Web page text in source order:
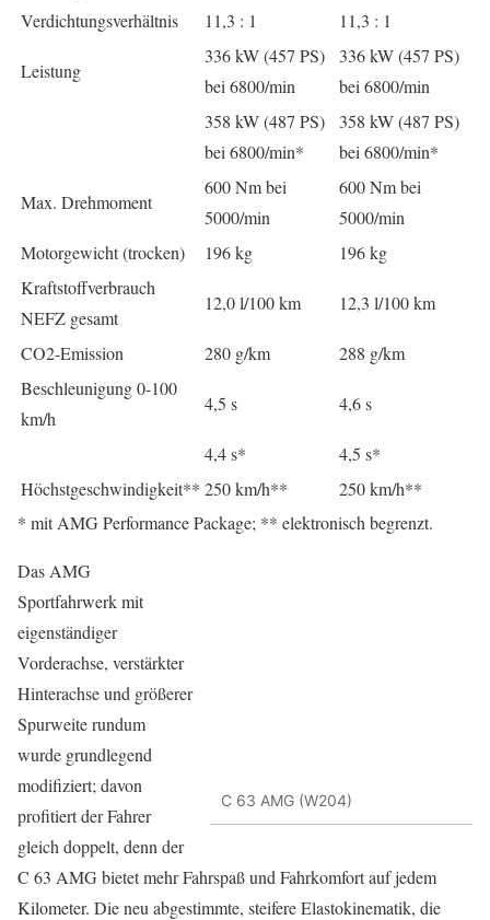
Verdichtungsverhältnis
11,3 : 1 11,3 : 1
Leistung
336 kW (457 PS)
bei 6800/min
336 kW (457 PS)
bei 6800/min
358 kW (487 PS)
bei 6800/min*
358 kW (487 PS)
bei 6800/min*
Max. Drehmoment
600 Nm bei
5000/min
600 Nm bei
5000/min
Motorgewicht (trocken)
196 kg
196 kg
Kraftstoffverbrauch
NEFZ gesamt
12,0 l/100 km 12,3 l/100 km
CO2-Emission 280 g/km
288 g/km
Beschleunigung 0-100
km/h
4,5 s 4,6 s
4,4 s*
4,5 s*
Höchstgeschwindigkeit** 250 km/h**
250 km/h**
* mit AMG Performance Package; ** elektronisch begrenzt.
C 63 AMG (W204)
Das AMG
Sportfahrwerk mit
eigenständiger
Vorderachse, verstärkter
Hinterachse und größerer
Spurweite rundum
wurde grundlegend
modifiziert; davon
profitiert der Fahrer
gleich doppelt, denn der
C 63 AMG bietet mehr Fahrspaß und Fahrkomfort auf jedem
Kilometer. Die neu abgestimmte, steifere Elastokinematik, die